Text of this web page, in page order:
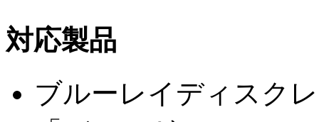
対応製品
ブルーレイディスク